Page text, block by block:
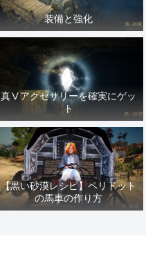
装備と強化
真Ⅴアクセサリーを確実にゲッ
ト
【黒い砂漠レシピ】ペリドット
の馬車の作り方